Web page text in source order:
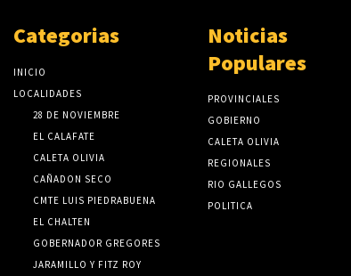
Categorias
INICIO
LOCALIDADES
28 DE NOVIEMBRE
EL CALAFATE
CALETA OLIVIA
CAÑADON SECO
CMTE LUIS PIEDRABUENA
EL CHALTEN
GOBERNADOR GREGORES
JARAMILLO Y FITZ ROY
Noticias
Populares
PROVINCIALES
GOBIERNO
CALETA OLIVIA
REGIONALES
RIO GALLEGOS
POLITICA